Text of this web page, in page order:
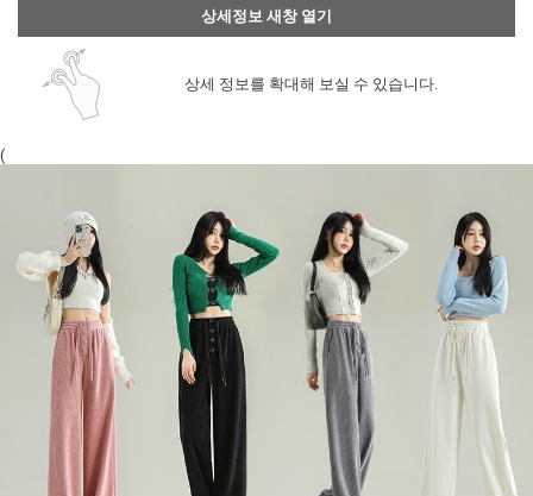
상세정보 새창 열기
상세 정보를 확대해 보실 수 있습니다.
(